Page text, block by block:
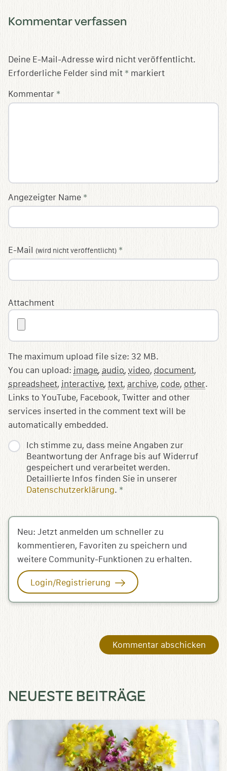
Kommentar verfassen
Deine E-Mail-Adresse wird nicht veröffentlicht.
Erforderliche Felder sind mit * markiert
Kommentar *
Angezeigter Name *
E-Mail (wird nicht veröffentlicht) *
Ich stimme zu, dass meine Angaben zur
Beantwortung der Anfrage bis auf Widerruf
gespeichert und verarbeitet werden.
Detaillierte Infos finden Sie in unserer
Datenschutzerklärung. *
Attachment
The maximum upload file size: 32 MB.
You can upload: image, audio, video, document,
spreadsheet, interactive, text, archive, code, other.
Links to YouTube, Facebook, Twitter and other
services inserted in the comment text will be
automatically embedded.
Neu: Jetzt anmelden um schneller zu
kommentieren, Favoriten zu speichern und
weitere Community-Funktionen zu erhalten.
Login/Registrierung
NEUESTE BEITRÄGE